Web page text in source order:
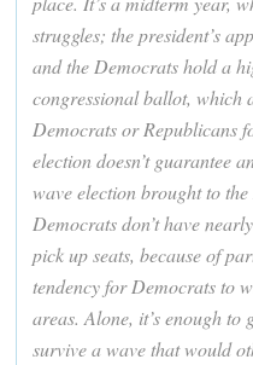
struggles; the president’s
and the Democrats hold a
congressional ballot, which
Democrats or Republicans
election doesn’t guarantee
wave election brought to
Democrats don’t have
pick up seats, because of
tendency for Democrats to
areas. Alone, it’s enough to
survive a wave that would